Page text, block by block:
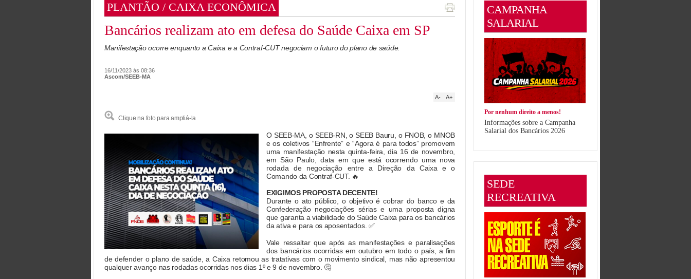
PLANTÃO / CAIXA ECONÔMICA
Bancários realizam ato em defesa do Saúde Caixa em SP
Manifestação ocorre enquanto a Caixa e a Contraf-CUT negociam o futuro do plano de saúde.
16/11/2023 às 08:36
Ascom/SEEB-MA
A+
A-
Clique na foto para ampliá-la
O SEEB-MA, o SEEB-RN, o SEEB Bauru, o FNOB, o MNOB
e os coletivos “Enfrente” e “Agora é para todos” promovem
uma manifestação nesta quinta-feira, dia 16 de novembro,
em São Paulo, data em que está ocorrendo uma nova
rodada de negociação entre a Direção da Caixa e o
Comando da Contraf-CUT. 🔥
EXIGIMOS PROPOSTA DECENTE!
Durante o ato público, o objetivo é cobrar do banco e da
Confederação negociações sérias e uma proposta digna
que garanta a viabilidade do Saúde Caixa para os bancários
da ativa e para os aposentados. ✅
Vale ressaltar que após as manifestações e paralisações
dos bancários ocorridas em outubro em todo o país, a fim
de defender o plano de saúde, a Caixa retomou as tratativas com o movimento sindical, mas não apresentou
qualquer avanço nas rodadas ocorridas nos dias 1º e 9 de novembro. 🤔
CAMPANHA
SALARIAL
Por nenhum direito a menos!
Informações sobre a Campanha
Salarial dos Bancários 2026
SEDE
RECREATIVA